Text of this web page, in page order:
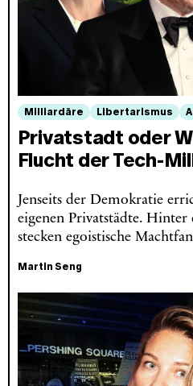
Milliardäre Libertarismus
Privatstadt oder
Flucht der Tech-
Jenseits der Demokratie
eigenen Privatstädte.
stecken egoistische
Martin Seng